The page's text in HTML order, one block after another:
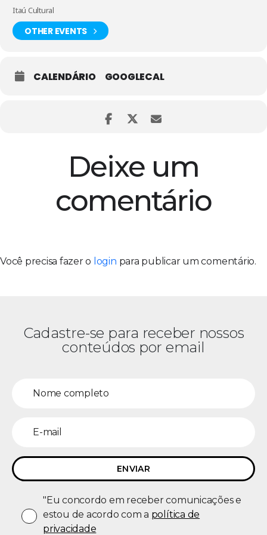
para cada mesa.
Itaú Cultural
OTHER EVENTS
CALENDÁRIO GOOGLECAL
Deixe um
comentário
Você precisa fazer o login para publicar um comentário.
Cadastre-se para receber nossos
conteúdos por email
"Eu concordo em receber comunicações e
estou de acordo com a política de
privacidade